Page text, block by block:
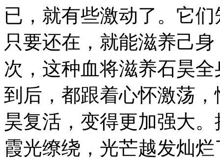
已，就有些激动了。它
只要还在，就能滋养己
次，这种血将滋养石昊
到后，都跟着心怀激荡
昊复活，变得更加强大
霞光缭绕，光芒越发灿